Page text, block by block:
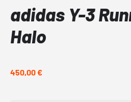
adidas Y-3
Halo
450,00 €